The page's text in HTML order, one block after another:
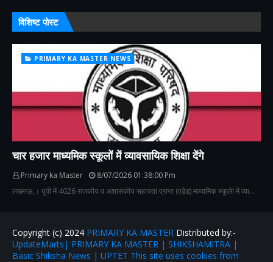
विशिष्ट पोस्ट
PRIMARY KA MASTER NEWS
चार हजार माध्यमिक स्कूलों में व्यावसायिक शिक्षा देंगे
Primary ka Master
8/07/2026 01:38:00 Pm
लखनऊ,। यूपी में 4026 राजकीय व अशासकीय सहायता प्राप्त (एडेड) माध्यमिक स्कूलेां में व्या…
Copyright (c) 2024 PRIMARY KA MASTER Distributed by:-
UpdateMarts| PRIMARY KA MASTER | SHIKSHAMITRA |
Basic Shiksha News | UPTET This site uses cookies from